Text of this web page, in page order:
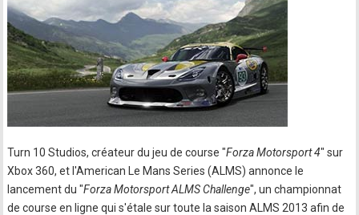
Turn 10 Studios, créateur du jeu de course "Forza Motorsport 4" sur
Xbox 360, et l'American Le Mans Series (ALMS) annonce le
lancement du "Forza Motorsport ALMS Challenge", un championnat
de course en ligne qui s'étale sur toute la saison ALMS 2013 afin de